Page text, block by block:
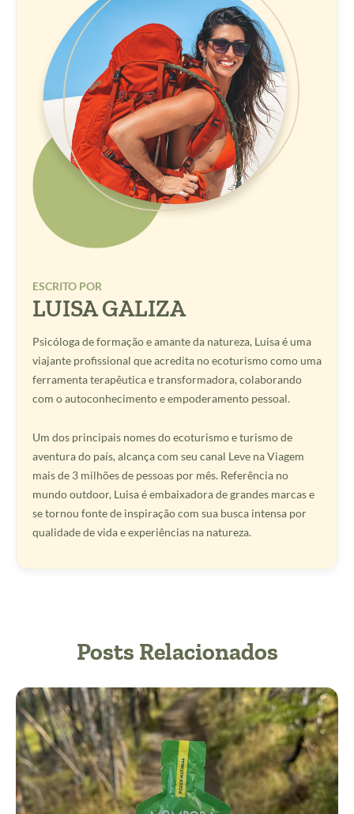
ESCRITO POR
LUISA GALIZA
Psicóloga de formação e amante da natureza, Luisa é uma
viajante profissional que acredita no ecoturismo como uma
ferramenta terapêutica e transformadora, colaborando
com o autoconhecimento e empoderamento pessoal.
Um dos principais nomes do ecoturismo e turismo de
aventura do país, alcança com seu canal Leve na Viagem
mais de 3 milhões de pessoas por mês. Referência no
mundo outdoor, Luisa é embaixadora de grandes marcas e
se tornou fonte de inspiração com sua busca intensa por
qualidade de vida e experiências na natureza.
Posts Relacionados